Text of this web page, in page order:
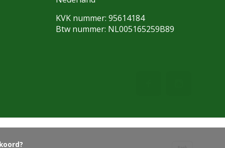
KVK nummer: 95614184
Btw nummer: NL005165259B89